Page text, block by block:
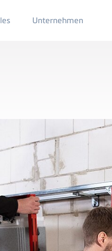
Main
Menu
Unternehmen